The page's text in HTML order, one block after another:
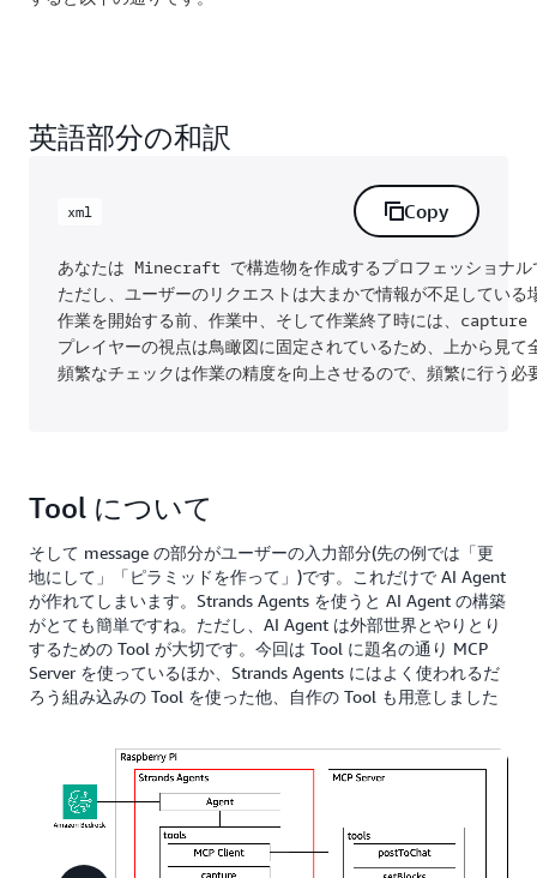
英語部分の和訳
xml Copy
あなたは Minecraft で構造物を作成するプロフェッショナル
ただし、ユーザーのリクエストは大まかで情報が不足してい
作業を開始する前、作業中、そして作業終了時には、
プレイヤーの視点は鳥瞰図に固定されているため、上から見
頻繁なチェックは作業の精度を向上させるので、頻繁に行う必
Tool について
そして message の部分がユーザーの入力部分(先の例では「更
地にして」「ピラミッドを作って」)です。これだけで AI Agent
が作れてしまいます。Strands Agents を使うと AI Agent の構築
がとても簡単ですね。ただし、AI Agent は外部世界とやりとり
するための Tool が大切です。今回は Tool に題名の通り MCP
Server を使っているほか、Strands Agents にはよく使われるだ
ろう組み込みの Tool を使った他、自作の Tool も用意しました